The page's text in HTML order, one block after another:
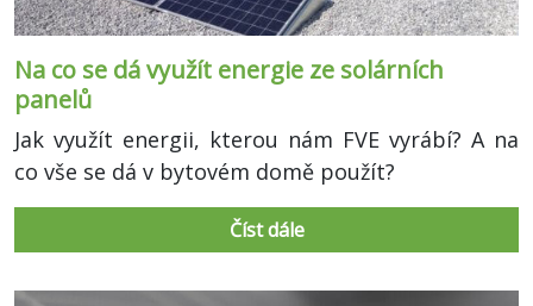
Na co se dá využít energie ze solárních
panelů
Jak využít energii, kterou nám FVE vyrábí? A na
co vše se dá v bytovém domě použít?
Číst dále